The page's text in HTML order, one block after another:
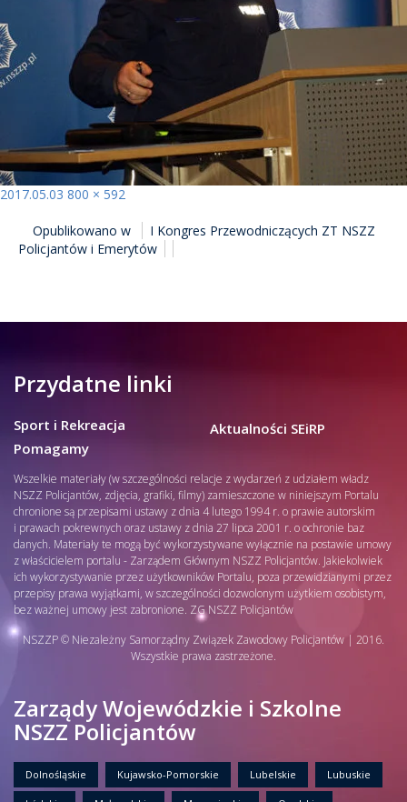
Opublikowano
2017.05.03 Pełny
800 × 592
WPISUOpublikowano w
I Kongres Przewodniczących ZT NSZZ
Policjantów i Emerytów
Przydatne linki
Sport i Rekreacja
Pomagamy
Aktualności SEiRP
Wszelkie materiały (w szczególności relacje z wydarzeń z udziałem władz
NSZZ Policjantów, zdjęcia, grafiki, filmy) zamieszczone w niniejszym Portalu
chronione są przepisami ustawy z dnia 4 lutego 1994 r. o prawie autorskim
i prawach pokrewnych oraz ustawy z dnia 27 lipca 2001 r. o ochronie baz
danych. Materiały te mogą być wykorzystywane wyłącznie na postawie umowy
z właścicielem portalu - Zarządem Głównym NSZZ Policjantów. Jakiekolwiek
ich wykorzystywanie przez użytkowników Portalu, poza przewidzianymi przez
przepisy prawa wyjątkami, w szczególności dozwolonym użytkiem osobistym,
bez ważnej umowy jest zabronione. ZG NSZZ Policjantów
NSZZP © Niezależny Samorządny Związek Zawodowy Policjantów | 2016.
Wszystkie prawa zastrzeżone.
Zarządy Wojewódzkie i Szkolne
NSZZ Policjantów
Dolnośląskie Kujawsko-Pomorskie Lubelskie Lubuskie